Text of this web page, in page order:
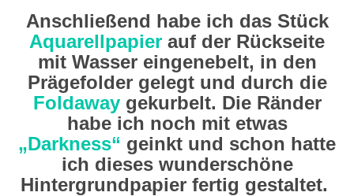
Anschließend habe ich das Stück
Aquarellpapier auf der Rückseite
mit Wasser eingenebelt, in den
Prägefolder gelegt und durch die
Foldawaygekurbelt. Die Ränder
habe ich noch mit etwas
„Darkness“ geinkt und schon hatte
ich dieses wunderschöne
Hintergrundpapier fertig gestaltet.